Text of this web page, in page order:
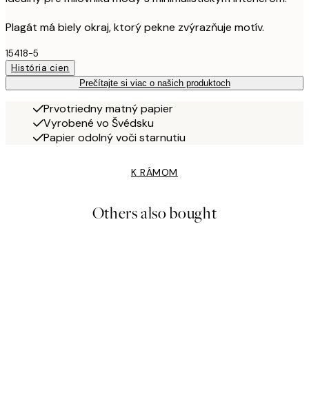
Plagát má biely okraj, ktorý pekne zvýrazňuje motív.
15418-5
História cien
Prečítajte si viac o našich produktoch
Prvotriedny matný papier
Vyrobené vo Švédsku
Papier odolný voči starnutiu
K RÁMOM
Others also bought